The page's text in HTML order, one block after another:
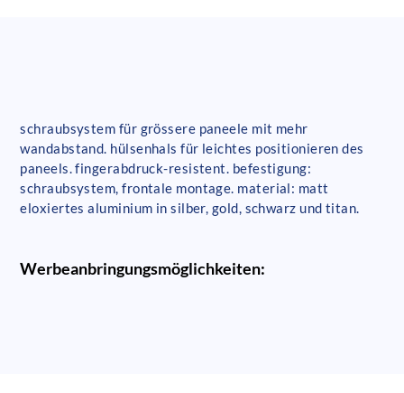
schraubsystem für grössere paneele mit mehr
wandabstand. hülsenhals für leichtes positionieren des
paneels. fingerabdruck-resistent. befestigung:
schraubsystem, frontale montage. material: matt
eloxiertes aluminium in silber, gold, schwarz und titan.
Werbeanbringungsmöglichkeiten: